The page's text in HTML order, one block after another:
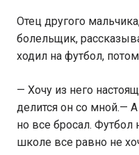
Отец другого
болельщик,
ходил на футбол,
— Хочу из него
делится он со мной.—
но все бросал. Футбол
школе все равно не